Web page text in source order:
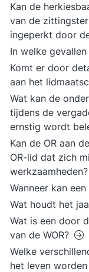
Kan de
van de
ingeperkt door
In welke
Komt er door
aan het
Wat kan de
tijdens de
ernstig wordt
Kan de OR aan
OR-lid dat zich
werkzaamheden?
Wanneer kan
Wat houdt het
Wat is een door
van de WOR?
Welke
het leven